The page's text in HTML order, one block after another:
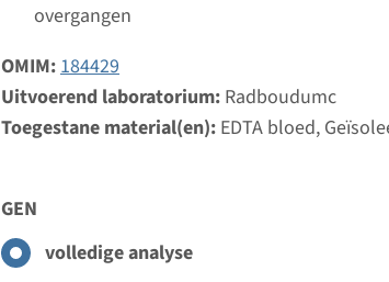
overgangen
OMIM:184429
Uitvoerend laboratorium: Radboudumc
Toegestane material(en): EDTA bloed,
GEN
volledige analyse